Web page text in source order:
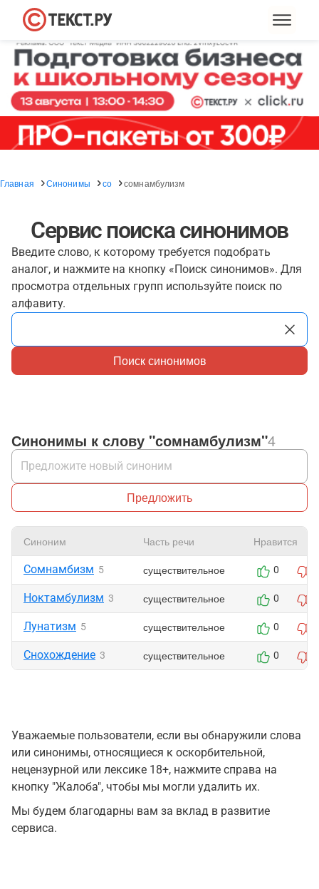
Главная Синонимы со сомнамбулизм
Сервис поиска синонимов
Введите слово, к которому требуется подобрать
аналог, и нажмите на кнопку «Поиск синонимов». Для
просмотра отдельных групп используйте поиск по
алфавиту.
Поиск синонимов
Синонимы к слову "сомнамбулизм"4
Предложить
Синоним Часть речи Нравится
Сомнамбизм 5 существительное 0
Ноктамбулизм 3 существительное 0
Лунатизм 5 существительное 0
Снохождение 3 существительное 0
Уважаемые пользователи, если вы обнаружили слова
или синонимы, относящиеся к оскорбительной,
нецензурной или лексике 18+, нажмите справа на
кнопку "Жалоба", чтобы мы могли удалить их.
Мы будем благодарны вам за вклад в развитие
сервиса.